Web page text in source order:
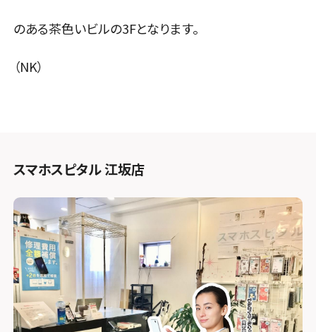
のある茶色いビルの3Fとなります。
（NK）
スマホスピタル 江坂店